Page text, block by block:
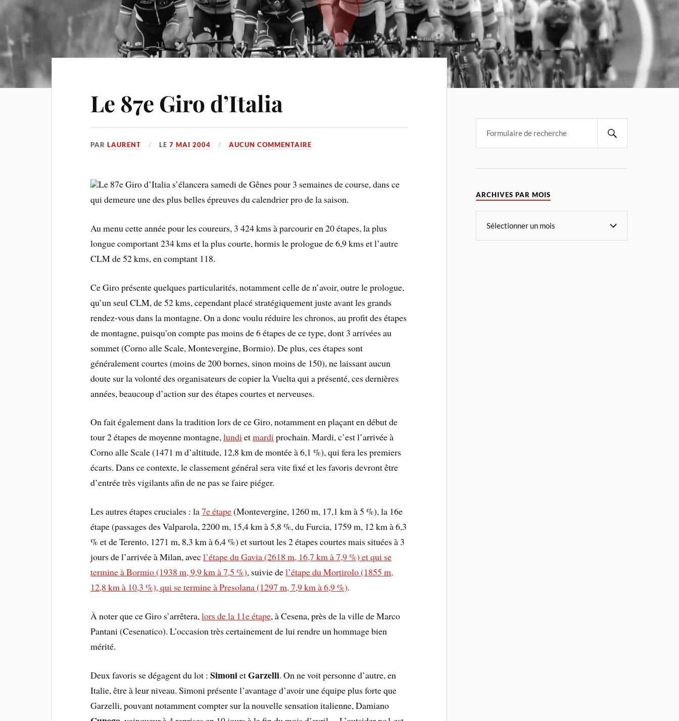
Le 87e Giro d’Italia
PARLAURENT LE7 MAI 2004 AUCUN COMMENTAIRE
Le 87e Giro d’Italia s’élancera samedi de Gênes pour 3 semaines de course, dans ce
qui demeure une des plus belles épreuves du calendrier pro de la saison.
Au menu cette année pour les coureurs, 3 424 kms à parcourir en 20 étapes, la plus
longue comportant 234 kms et la plus courte, hormis le prologue de 6,9 kms et l’autre
CLM de 52 kms, en comptant 118.
Ce Giro présente quelques particularités, notamment celle de n’avoir, outre le prologue,
qu’un seul CLM, de 52 kms, cependant placé stratégiquement juste avant les grands
rendez-vous dans la montagne. On a donc voulu réduire les chronos, au profit des étapes
de montagne, puisqu’on compte pas moins de 6 étapes de ce type, dont 3 arrivées au
sommet (Corno alle Scale, Montevergine, Bormio). De plus, ces étapes sont
généralement courtes (moins de 200 bornes, sinon moins de 150), ne laissant aucun
doute sur la volonté des organisateurs de copier la Vuelta qui a présenté, ces dernières
années, beaucoup d’action sur des étapes courtes et nerveuses.
On fait également dans la tradition lors de ce Giro, notamment en plaçant en début de
tour 2 étapes de moyenne montagne,lundietmardiprochain. Mardi, c’est l’arrivée à
Corno alle Scale (1471 m d’altitude, 12,8 km de montée à 6,1 %), qui fera les premiers
écarts. Dans ce contexte, le classement général sera vite fixé et les favoris devront être
d’entrée très vigilants afin de ne pas se faire piéger.
Les autres étapes cruciales : la7e étape(Montevergine, 1260 m, 17,1 km à 5 %), la 16e
étape (passages des Valparola, 2200 m, 15,4 km à 5,8 %, du Furcia, 1759 m, 12 km à 6,3
% et de Terento, 1271 m, 8,3 km à 6,4 %) et surtout les 2 étapes courtes mais situées à 3
jours de l’arrivée à Milan, avecl’étape du Gavia (2618 m, 16,7 km à 7,9 %) et qui se
termine à Bormio (1938 m, 9,9 km à 7,5 %), suivie del’étape du Mortirolo (1855 m,
12,8 km à 10,3 %), qui se termine à Presolana (1297 m, 7,9 km à 6,9 %).
À noter que ce Giro s’arrêtera,lors de la 11e étape, à Cesena, près de la ville de Marco
Pantani (Cesenatico). L’occasion très certainement de lui rendre un hommage bien
mérité.
Deux favoris se dégagent du lot :SimonietGarzelli. On ne voit personne d’autre, en
Italie, être à leur niveau. Simoni présente l’avantage d’avoir une équipe plus forte que
Garzelli, pouvant notamment compter sur la nouvelle sensation italienne, Damiano
ARCHIVES PAR MOIS